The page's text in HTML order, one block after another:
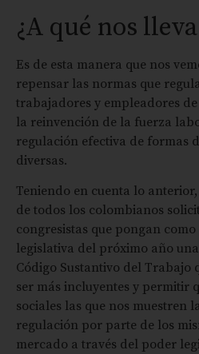
¿A qué nos
Es de esta manera que nos
repensar las normas que
trabajadores y empleadores
la reinvención de la fuerza
regulación efectiva de formas
diversas.
Teniendo en cuenta lo
de todos los colombianos
congresistas que pongan
legislativa del próximo año
Código Sustantivo del Trabajo
ser más incluyentes y permitir
sociales las que nos muestren
regulación por parte de los
mercado a través del poder